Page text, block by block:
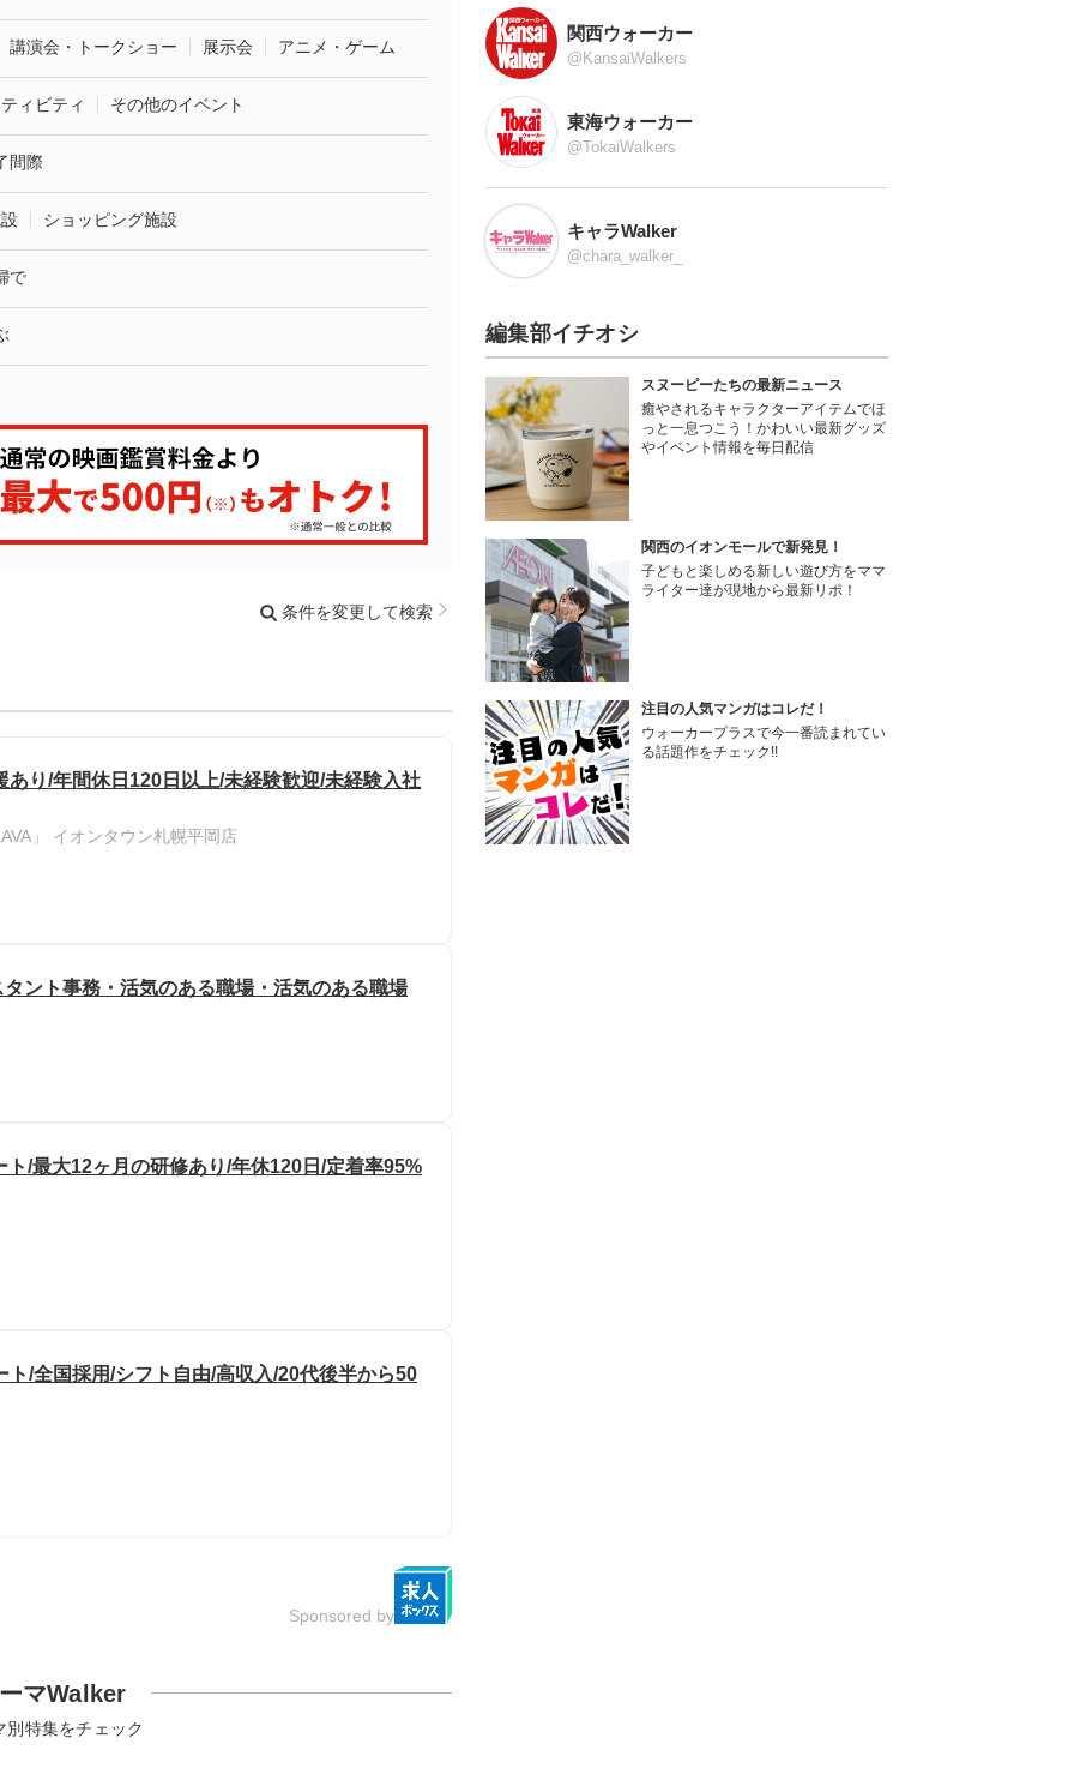
講演会・トークショー 展示会 アニメ・ゲーム
ィビティ その他のイベント
間際
ショッピング施設
で
条件を変更して検索
り/年間休日120日以上/未経験歓迎/未経験入社
」 イオンタウン札幌平岡店
ント事務・活気のある職場・活気のある職場
/最大12ヶ月の研修あり/年休120日/定着率95%
/全国採用/シフト自由/高収入/20代後半から50
Sponsored by
マWalker
別特集をチェック
関西ウォーカー
@KansaiWalkers
東海ウォーカー
@TokaiWalkers
キャラWalker
@chara_walker_
編集部イチオシ
スヌーピーたちの最新ニュース
癒やされるキャラクターアイテムでほ
っと一息つこう！かわいい最新グッズ
やイベント情報を毎日配信
関西のイオンモールで新発見！
子どもと楽しめる新しい遊び方をママ
ライター達が現地から最新リポ！
注目の人気マンガはコレだ！
ウォーカープラスで今一番読まれてい
る話題作をチェック!!